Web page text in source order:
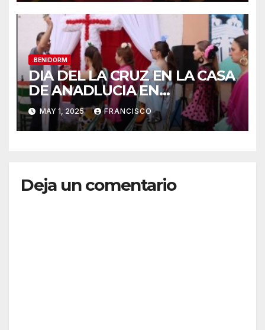
.BENIDORM
DIA DEL LA CRUZ EN LA CASA
DE ANADLUCIA EN
BENIDORM
MAY 1, 2025 FRANCISCO
Deja un comentario